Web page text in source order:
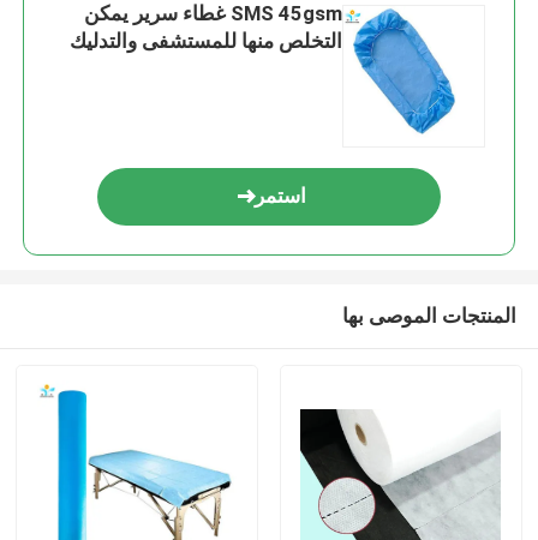
SMS 45gsm غطاء سرير يمكن
التخلص منها للمستشفى والتدليك
استمر
المنتجات الموصى بها